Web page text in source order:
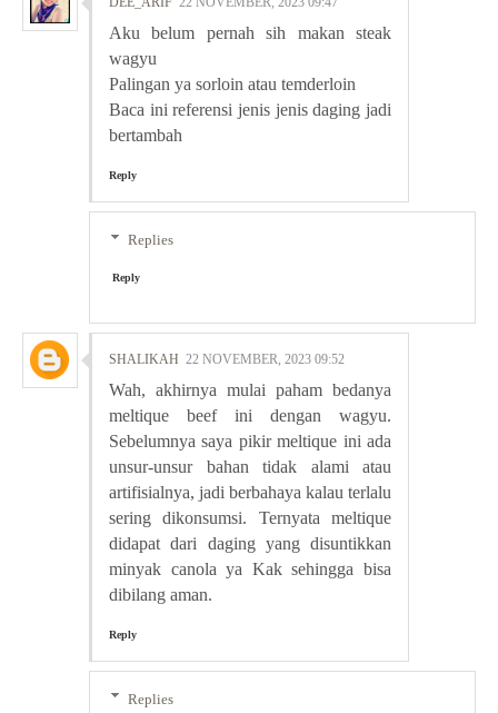
Aku belum pernah sih makan steak
wagyu
Palingan ya sorloin atau temderloin
Baca ini referensi jenis jenis daging jadi
bertambah
Reply
Replies
Reply
SHALIKAH 22 NOVEMBER, 2023 09:52
Wah, akhirnya mulai paham bedanya
meltique beef ini dengan wagyu.
Sebelumnya saya pikir meltique ini ada
unsur-unsur bahan tidak alami atau
artifisialnya, jadi berbahaya kalau terlalu
sering dikonsumsi. Ternyata meltique
didapat dari daging yang disuntikkan
minyak canola ya Kak sehingga bisa
dibilang aman.
Reply
Replies